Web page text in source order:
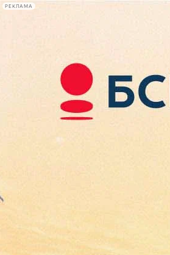
РЕКЛАМА
Сегодня:
2026.08.10
07:54
Афиша Plus